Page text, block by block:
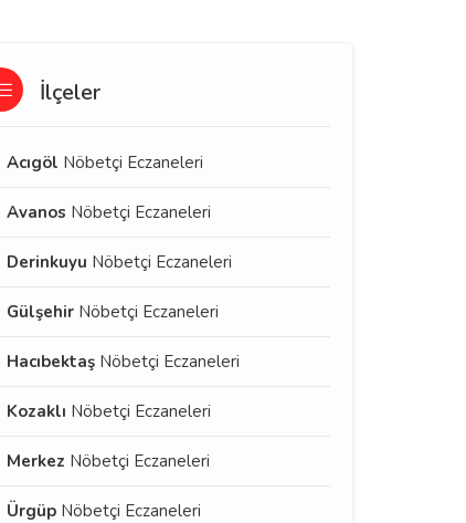
İlçeler
Acıgöl Nöbetçi Eczaneleri
Avanos Nöbetçi Eczaneleri
Derinkuyu Nöbetçi Eczaneleri
Gülşehir Nöbetçi Eczaneleri
Hacıbektaş Nöbetçi Eczaneleri
Kozaklı Nöbetçi Eczaneleri
Merkez Nöbetçi Eczaneleri
Ürgüp Nöbetçi Eczaneleri